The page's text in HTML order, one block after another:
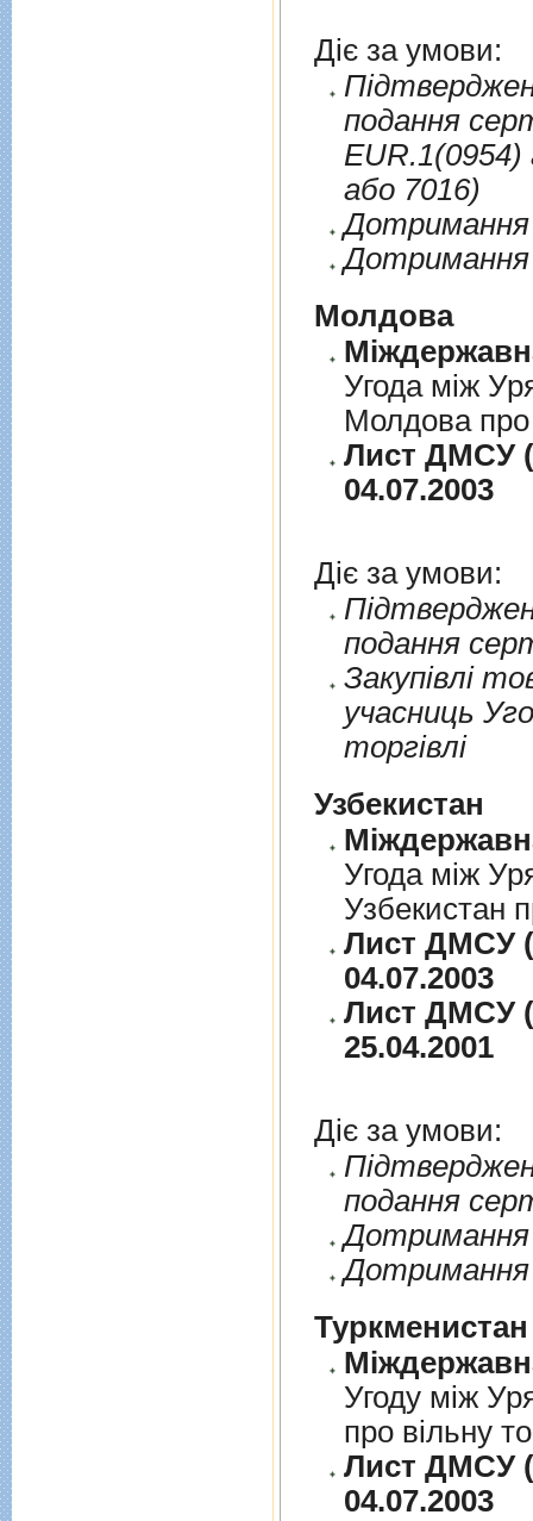
Діє за умови:
подання
EUR.1(0954)
або 7016)
Дотримання
Дотримання
Молдова
Угода між
Молдова про
Лист ДМСУ
04.07.2003
Діє за умови:
подання
Закупiвлi
учасниць
торгiвлi
Узбекистан
Угода між
Узбекистан
Лист ДМСУ
04.07.2003
Лист ДМСУ
25.04.2001
Діє за умови:
подання
Дотримання
Дотримання
Туркменистан
Угоду між
про вільну
Лист ДМСУ
04.07.2003